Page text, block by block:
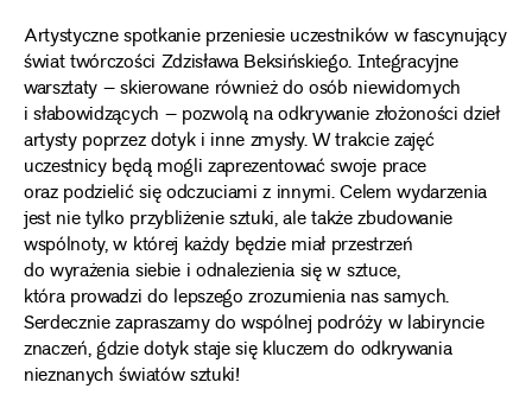
Artystyczne spotkanie przeniesie uczestników w fascynujący
świat twórczości Zdzisława Beksińskiego. Integracyjne
warsztaty – skierowane również do osób niewidomych
i słabowidzących – pozwolą na odkrywanie złożoności dzieł
artysty poprzez dotyk i inne zmysły. W trakcie zajęć
uczestnicy będą mogli zaprezentować swoje prace
oraz podzielić się odczuciami z innymi. Celem wydarzenia
jest nie tylko przybliżenie sztuki, ale także zbudowanie
wspólnoty, w której każdy będzie miał przestrzeń
do wyrażenia siebie i odnalezienia się w sztuce,
która prowadzi do lepszego zrozumienia nas samych.
Serdecznie zapraszamy do wspólnej podróży w labiryncie
znaczeń, gdzie dotyk staje się kluczem do odkrywania
nieznanych światów sztuki!